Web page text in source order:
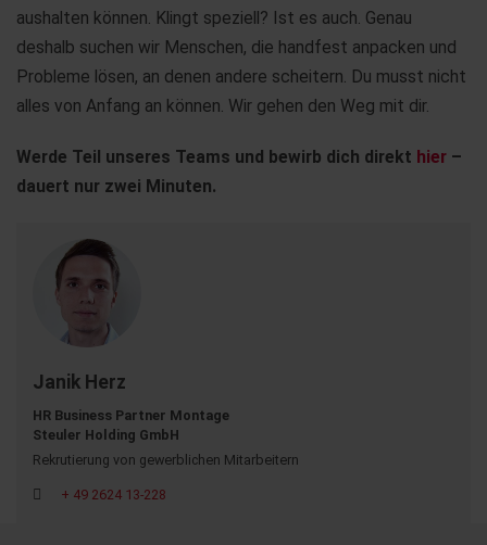
aushalten können. Klingt speziell? Ist es auch. Genau
deshalb suchen wir Menschen, die handfest anpacken und
Probleme lösen, an denen andere scheitern. Du musst nicht
alles von Anfang an können. Wir gehen den Weg mit dir.
Werde Teil unseres Teams und bewirb dich direkt hier –
dauert nur zwei Minuten.
Janik Herz
HR Business Partner Montage
Steuler Holding GmbH
Rekrutierung von gewerblichen Mitarbeitern
+ 49 2624 13-228